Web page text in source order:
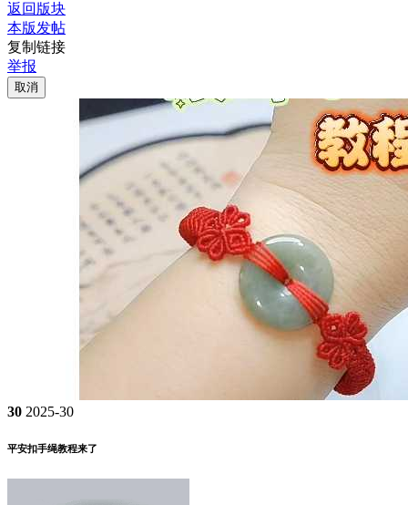
返回版块
本版发帖
复制链接
举报
取消
30 2025-30
平安扣手绳教程来了